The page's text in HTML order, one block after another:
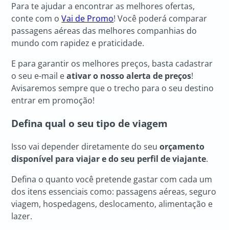
Para te ajudar a encontrar as melhores ofertas,
conte com oVai de Promo! Você poderá comparar
passagens aéreas das melhores companhias do
mundo com rapidez e praticidade.
E para garantir os melhores preços, basta cadastrar
o seu e-mail eativar o nosso alerta de preços!
Avisaremos sempre que o trecho para o seu destino
entrar em promoção!
Defina qual o seu tipo de viagem
Isso vai depender diretamente do seuorçamento
disponível para viajar e do seu perfil de viajante.
Defina o quanto você pretende gastar com cada um
dos itens essenciais como: passagens aéreas, seguro
viagem, hospedagens, deslocamento, alimentação e
lazer.